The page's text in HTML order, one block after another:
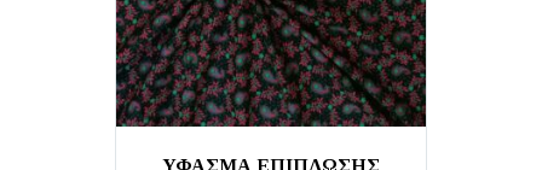
ΎΦΑΣΜΑ ΕΠΙΠΛΩΣΗΣ